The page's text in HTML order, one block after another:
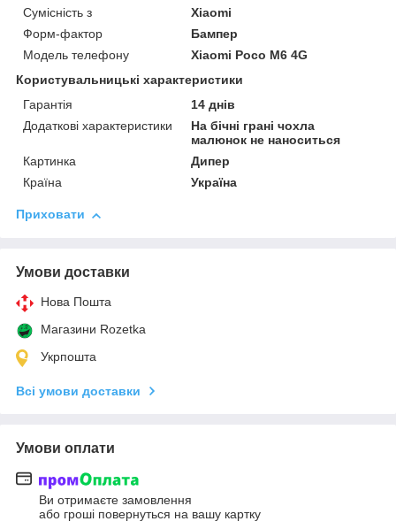
Сумісність з
Xiaomi
Форм-фактор
Бампер
Модель телефону
Xiaomi Poco M6 4G
Користувальницькі характеристики
Гарантія
14 днів
Додаткові характеристики
На бічні грані чохла
малюнок не наноситься
Картинка
Дипер
Країна
Україна
Приховати
Умови доставки
Нова Пошта
Магазини Rozetka
Укрпошта
Всі умови доставки
Умови оплати
Ви отримаєте замовлення
або гроші повернуться на вашу картку